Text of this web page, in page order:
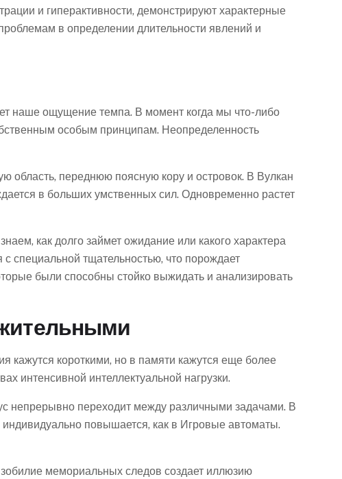
и гиперактивности, демонстрируют характерные
в определении длительности явлений и
наше ощущение темпа. В момент когда мы что-либо
особым принципам. Неопределенность
область, переднюю поясную кору и островок. В Вулкан
в больших умственных сил. Одновременно растет
как долго займет ожидание или какого характера
специальной тщательностью, что порождает
были способны стойко выжидать и анализировать
короткими, но в памяти кажутся еще более
интенсивной интеллектуальной нагрузки.
непрерывно переходит между различными задачами. В
повышается, как в Игровые автоматы.
мемориальных следов создает иллюзию